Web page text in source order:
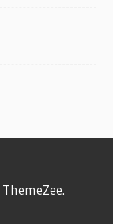
ThemeZee.